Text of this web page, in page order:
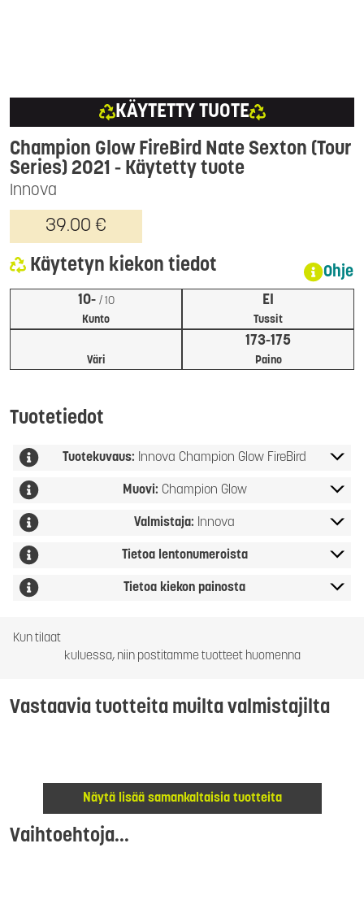
KÄYTETTY TUOTE
Innova
Champion Glow FireBird Nate Sexton (Tour
Series) 2021 - Käytetty tuote
39.00 €
Käytetyn kiekon tiedot Ohje
Kunto
10- / 10
Tussit
EI
Väri Paino
173-175
Tuotetiedot
Tuotekuvaus: Innova Champion Glow FireBird
Muovi: Champion Glow
Valmistaja: Innova
Tietoa lentonumeroista
Tietoa kiekon painosta
Kun tilaat
kuluessa, niin postitamme tuotteet huomenna
Vastaavia tuotteita muilta valmistajilta
Näytä lisää samankaltaisia tuotteita
Vaihtoehtoja...